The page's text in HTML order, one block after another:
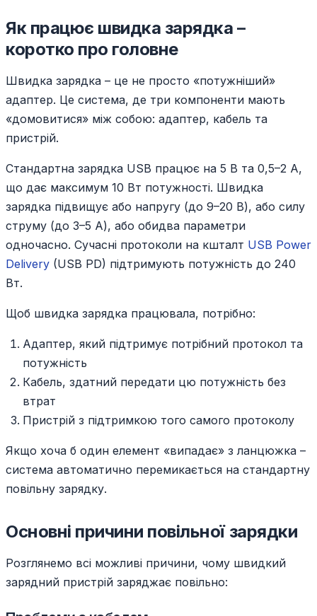
Як працює швидка зарядка –
коротко про головне
Швидка зарядка – це не просто «потужніший»
адаптер. Це система, де три компоненти мають
«домовитися» між собою: адаптер, кабель та
пристрій.
Стандартна зарядка USB працює на 5 В та 0,5–2 А,
що дає максимум 10 Вт потужності. Швидка
зарядка підвищує або напругу (до 9–20 В), або силу
струму (до 3–5 А), або обидва параметри
одночасно. Сучасні протоколи на кшталт USB Power
Delivery (USB PD) підтримують потужність до 240
Вт.
Щоб швидка зарядка працювала, потрібно:
Адаптер, який підтримує потрібний протокол та
потужність
Кабель, здатний передати цю потужність без
втрат
Пристрій з підтримкою того самого протоколу
Якщо хоча б один елемент «випадає» з ланцюжка –
система автоматично перемикається на стандартну
повільну зарядку.
Основні причини повільної зарядки
Розглянемо всі можливі причини, чому швидкий
зарядний пристрій заряджає повільно: